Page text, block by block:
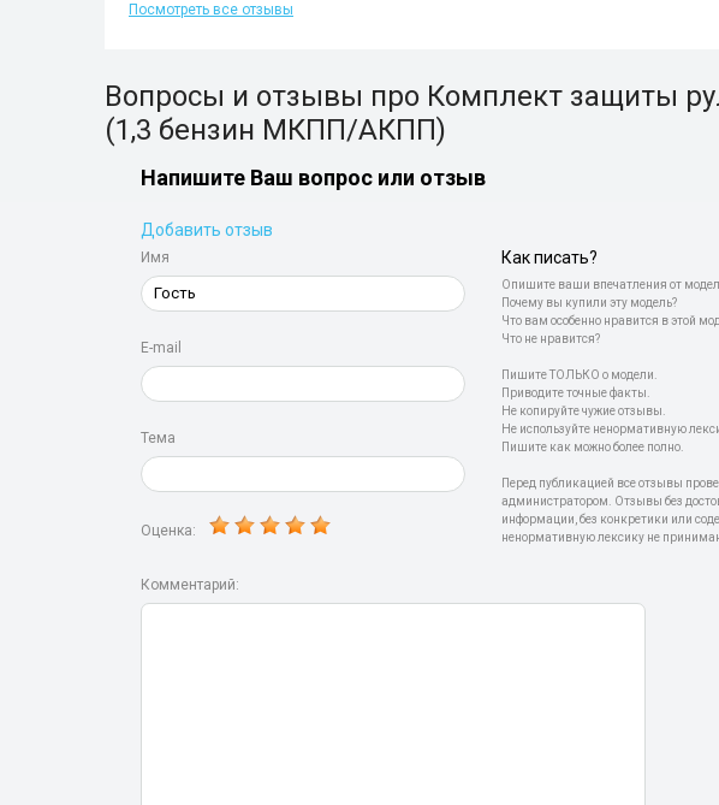
Посмотреть все отзывы
Вопросы и отзывы про Комплект защиты
(1,3 бензин МКПП/АКПП)
Напишите Ваш вопрос или отзыв
Добавить отзыв
Имя
E-mail
Тема
Оценка:
Как писать?
Опишите ваши впечатления от
Почему вы купили эту модель?
Что вам особенно нравится в этой
Что не нравится?
Пишите ТОЛЬКО о модели.
Приводите точные факты.
Не копируйте чужие отзывы.
Не используйте ненормативную
Пишите как можно более полно.
Перед публикацией все отзывы
администратором. Отзывы без
информации, без конкретики или
ненормативную лексику не
Комментарий: